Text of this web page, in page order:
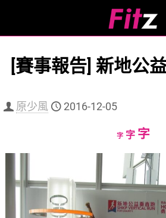
[賽事報告] 新地公
原少風 2016-12-05
字Decrease
size.
字Reset
size.
字